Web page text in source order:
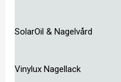
SolarOil & Nagelvård
Vinylux Nagellack